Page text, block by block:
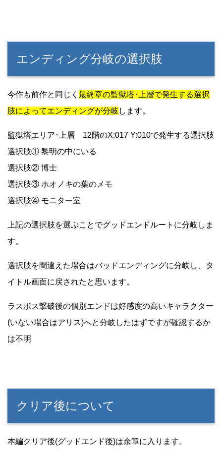
エンディング分岐の選択肢
今作も前作と同じく 最終章の監獄塔･上層で発生する選択
肢によってエンディングが分岐 します。
監獄塔エリア･上層 12階のX:017 Y:010で発生する選択肢
選択肢① 黎明の中にいる
選択肢② 博士
選択肢③ ホオノキの葉のメモ
選択肢④ モニター室
上記の選択肢を選ぶことでグッドエンドルートに分岐しま
す。
選択肢を間違えた場合はバッドエンディングに分岐し、タ
イトル画面に戻されたと思います。
ラスボス撃破後の個別エンドは好感度の高いキャラクター
(いない場合はアリス)へと分岐したはずですが確認するか
は不明
クリア後について
本編クリア後(グッドエンド後)は余章に入ります。